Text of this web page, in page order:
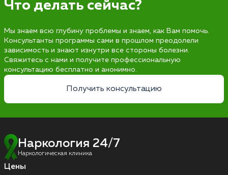
Что делать сейчас?
Мы знаем всю глубину проблемы и знаем, как Вам помочь.
Консультанты программы сами в прошлом преодолели
зависимость и знают изнутри все стороны болезни.
Свяжитесь с нами и получите профессиональную
консультацию бесплатно и анонимно.
Получить консультацию
Наркология 24/7
Наркологическая клиника
Цены